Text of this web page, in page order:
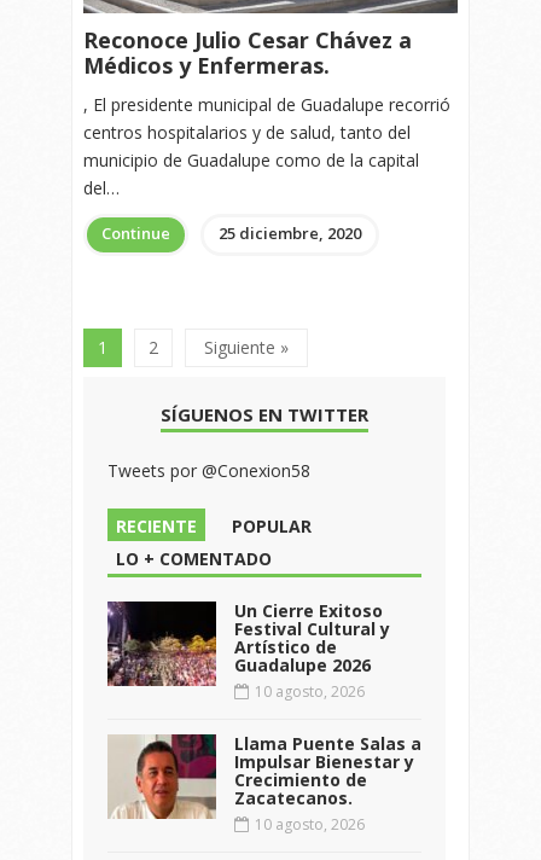
Reconoce Julio Cesar Chávez a
Médicos y Enfermeras.
, El presidente municipal de Guadalupe recorrió
centros hospitalarios y de salud, tanto del
municipio de Guadalupe como de la capital
del…
Continue 25 diciembre, 2020
1 2 Siguiente »
SÍGUENOS EN TWITTER
Tweets por @Conexion58
RECIENTE
POPULAR
LO + COMENTADO
Un Cierre Exitoso
Festival Cultural y
Artístico de
Guadalupe 2026
10 agosto, 2026
Llama Puente Salas a
Impulsar Bienestar y
Crecimiento de
Zacatecanos.
10 agosto, 2026